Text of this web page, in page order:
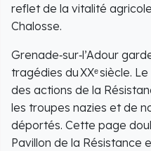
reflet de la vitalité
Chalosse.
Grenade‑sur‑l’Adour
tragédies du XXᵉ siècle.
des actions de la
les troupes nazies et de
déportés. Cette page
Pavillon de la Résistance